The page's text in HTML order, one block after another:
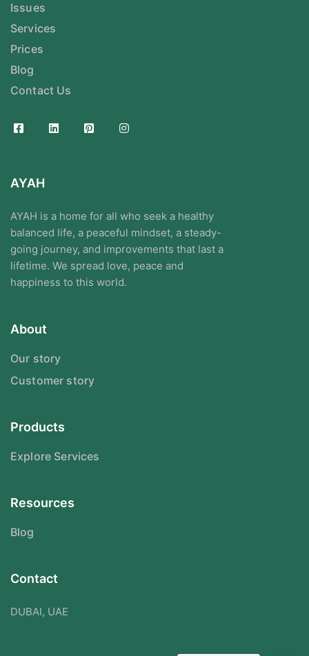
Issues
Services
Prices
Blog
Contact Us
AYAH
AYAH is a home for all who seek a healthy
balanced life, a peaceful mindset, a steady-
going journey, and improvements that last a
lifetime. We spread love, peace and
happiness to this world.
About
Our story
Customer story
Products
Explore Services
Resources
Blog
Contact
DUBAI, UAE